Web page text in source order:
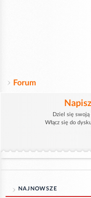
Forum
Dziel się
Włącz się do
NAJNOWSZE